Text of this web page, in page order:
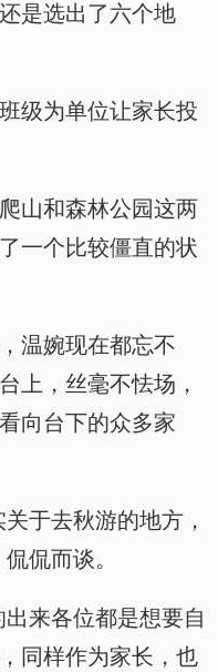
是选出了六个地
级为单位让家长投
山和森林公园这两
一个比较僵直的状
温婉现在都忘不
上，丝毫不怯场，
向台下的众多家
于去秋游的地方，
侃而谈。
来各位都是想要自
同样作为家长，也